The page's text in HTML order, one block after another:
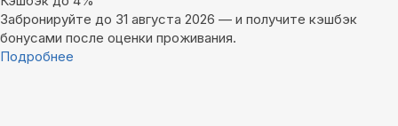
Забронируйте до 31 августа 2026 — и получите кэшбэк
бонусами после оценки проживания.
Подробнее